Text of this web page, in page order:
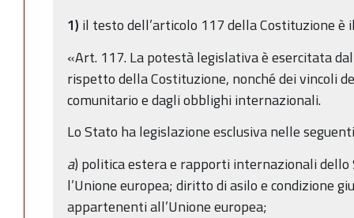
1) il testo dell’articolo 117 della Costituzione è
«Art. 117. La potestà legislativa è esercitata
rispetto della Costituzione, nonché dei vincoli
comunitario e dagli obblighi internazionali.
Lo Stato ha legislazione esclusiva nelle
a) politica estera e rapporti internazionali
l’Unione europea; diritto di asilo e condizione
appartenenti all’Unione europea;